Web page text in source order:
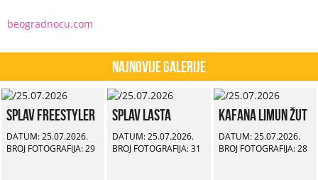
beogradnocu.com
Najnovije Galerije
Splav Freestyler
DATUM: 25.07.2026.
BROJ FOTOGRAFIJA: 29
Splav Lasta
DATUM: 25.07.2026.
BROJ FOTOGRAFIJA: 31
Kafana Limun Žut
DATUM: 25.07.2026.
BROJ FOTOGRAFIJA: 28